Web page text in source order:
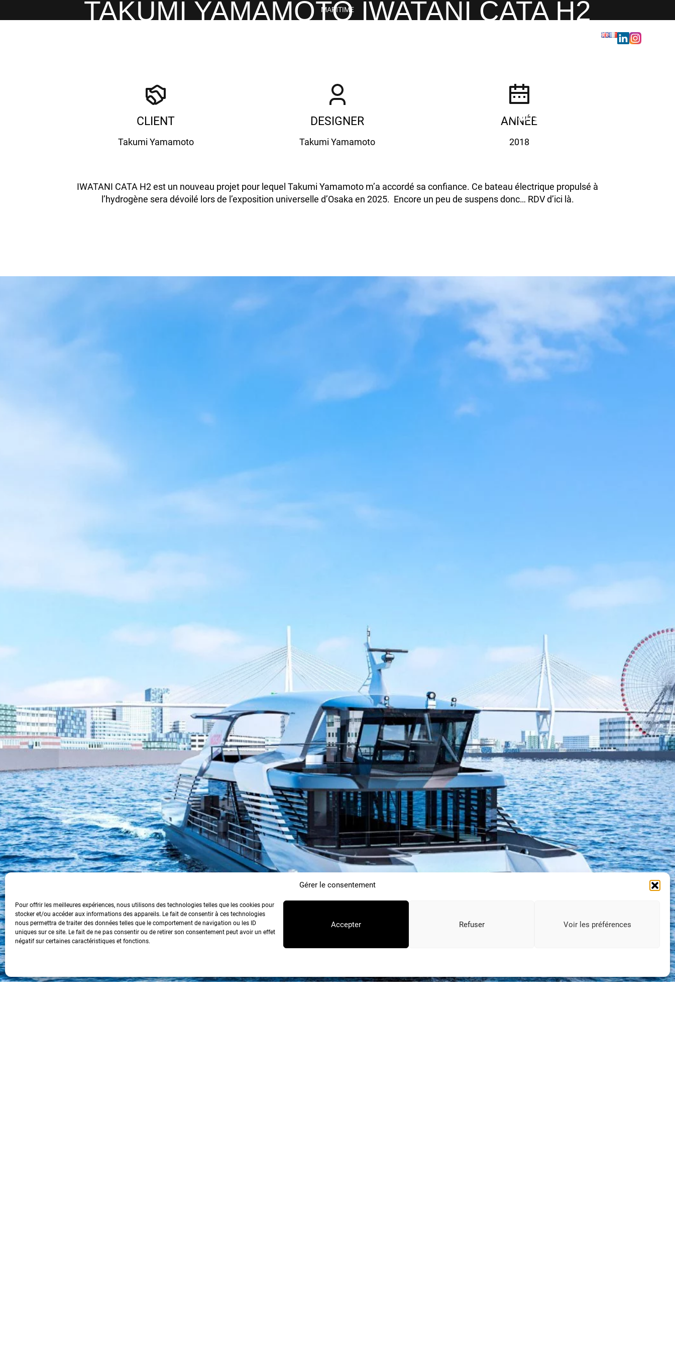
Gérer le consentement
Pour offrir les meilleures expériences, nous utilisons des technologies telles que les cookies pour
stocker et/ou accéder aux informations des appareils. Le fait de consentir à ces technologies
nous permettra de traiter des données telles que le comportement de navigation ou les ID
uniques sur ce site. Le fait de ne pas consentir ou de retirer son consentement peut avoir un effet
négatif sur certaines caractéristiques et fonctions.
Accepter Refuser Voir les préférences
MARITIME
TAKUMI YAMAMOTO IWATANI CATA H2
Transporter vos rêves
CLIENT
Takumi Yamamoto
DESIGNER
Takumi Yamamoto
ANNÉE
2018
IWATANI CATA H2 est un nouveau projet pour lequel Takumi Yamamoto m’a accordé sa confiance. Ce bateau électrique propulsé à
l’hydrogène sera dévoilé lors de l’exposition universelle d’Osaka en 2025. Encore un peu de suspens donc… RDV d’ici là.